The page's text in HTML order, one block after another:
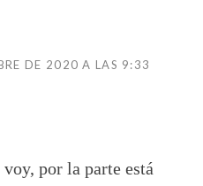
DE 2020 A LAS 9:33
por la parte está